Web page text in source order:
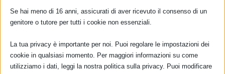
Se hai meno di 16 anni, assicurati di aver ricevuto il consenso di un
genitore o tutore per tutti i cookie non essenziali.
La tua privacy è importante per noi. Puoi regolare le impostazioni dei
cookie in qualsiasi momento. Per maggiori informazioni su come
utilizziamo i dati, leggi la nostra politica sulla privacy. Puoi modificare